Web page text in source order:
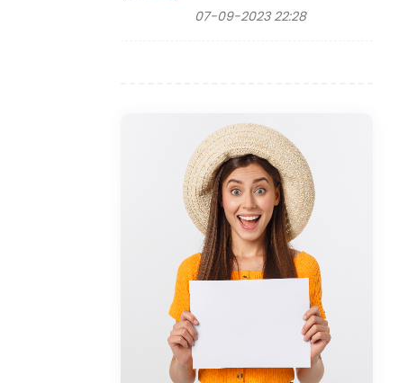
07-09-2023 22:28